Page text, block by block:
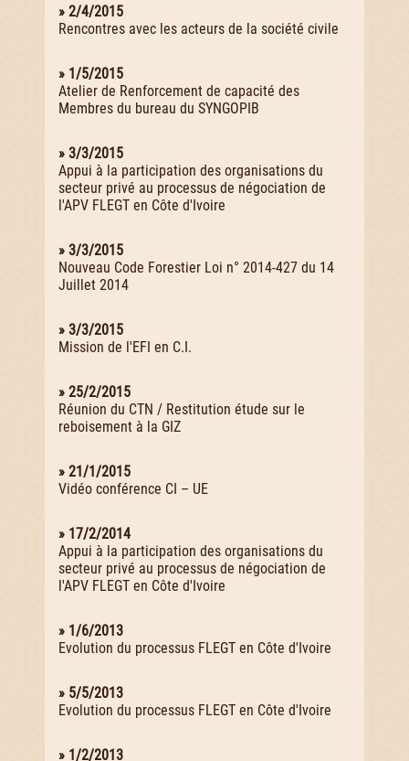
» 2/4/2015
Rencontres avec les acteurs de la société civile
» 1/5/2015
Atelier de Renforcement de capacité des
Membres du bureau du SYNGOPIB
» 3/3/2015
Appui à la participation des organisations du
secteur privé au processus de négociation de
l'APV FLEGT en Côte d'Ivoire
» 3/3/2015
Nouveau Code Forestier Loi n° 2014-427 du 14
Juillet 2014
» 3/3/2015
Mission de l'EFI en C.I.
» 25/2/2015
Réunion du CTN / Restitution étude sur le
reboisement à la GIZ
» 21/1/2015
Vidéo conférence CI – UE
» 17/2/2014
Appui à la participation des organisations du
secteur privé au processus de négociation de
l'APV FLEGT en Côte d'Ivoire
» 1/6/2013
Evolution du processus FLEGT en Côte d'Ivoire
» 5/5/2013
Evolution du processus FLEGT en Côte d'Ivoire
» 1/2/2013